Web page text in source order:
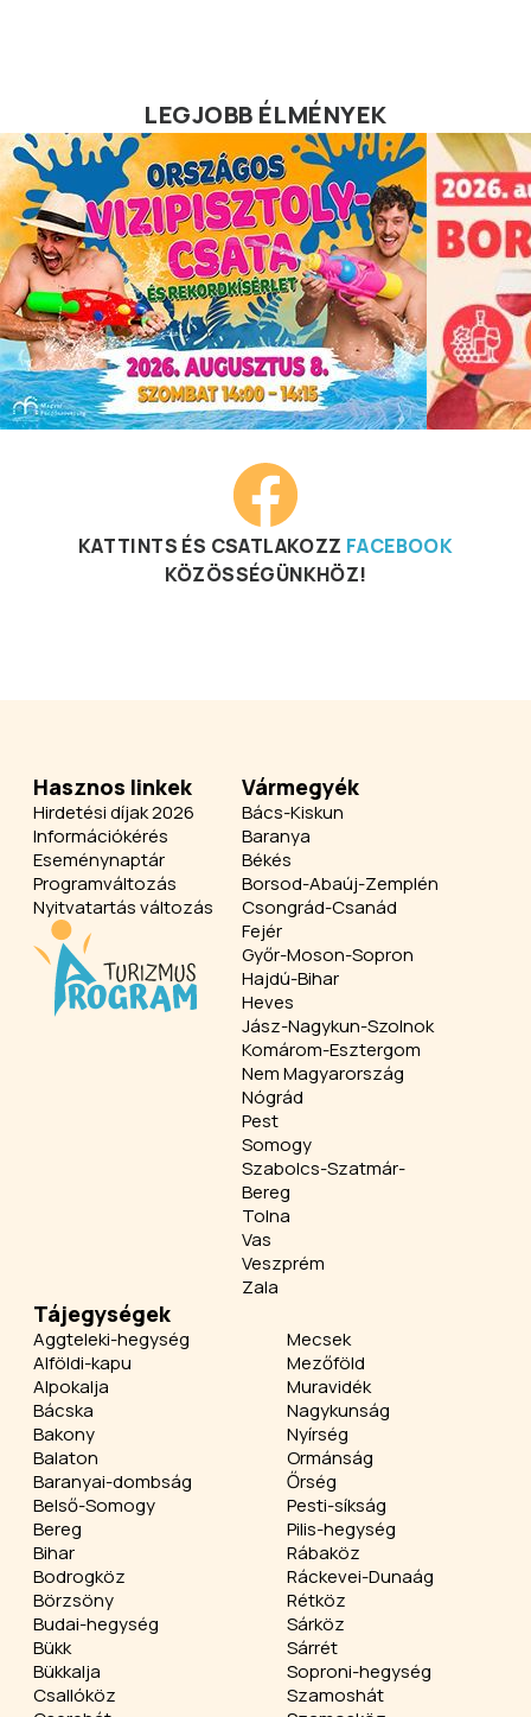
LEGJOBB ÉLMÉNYEK
KATTINTS ÉS CSATLAKOZZ FACEBOOK
KÖZÖSSÉGÜNKHÖZ!
Hasznos linkek
Hirdetési díjak 2026
Információkérés
Eseménynaptár
Programváltozás
Nyitvatartás változás
Vármegyék
Bács-Kiskun
Baranya
Békés
Borsod-Abaúj-Zemplén
Csongrád-Csanád
Fejér
Győr-Moson-Sopron
Hajdú-Bihar
Heves
Jász-Nagykun-Szolnok
Komárom-Esztergom
Nem Magyarország
Nógrád
Pest
Somogy
Szabolcs-Szatmár-
Bereg
Tolna
Vas
Veszprém
Zala
Tájegységek
Aggteleki-hegység
Alföldi-kapu
Alpokalja
Bácska
Bakony
Balaton
Baranyai-dombság
Belső-Somogy
Bereg
Bihar
Bodrogköz
Börzsöny
Budai-hegység
Bükk
Bükkalja
Csallóköz
Mecsek
Mezőföld
Muravidék
Nagykunság
Nyírség
Ormánság
Őrség
Pesti-síkság
Pilis-hegység
Rábaköz
Ráckevei-Dunaág
Rétköz
Sárköz
Sárrét
Soproni-hegység
Szamoshát